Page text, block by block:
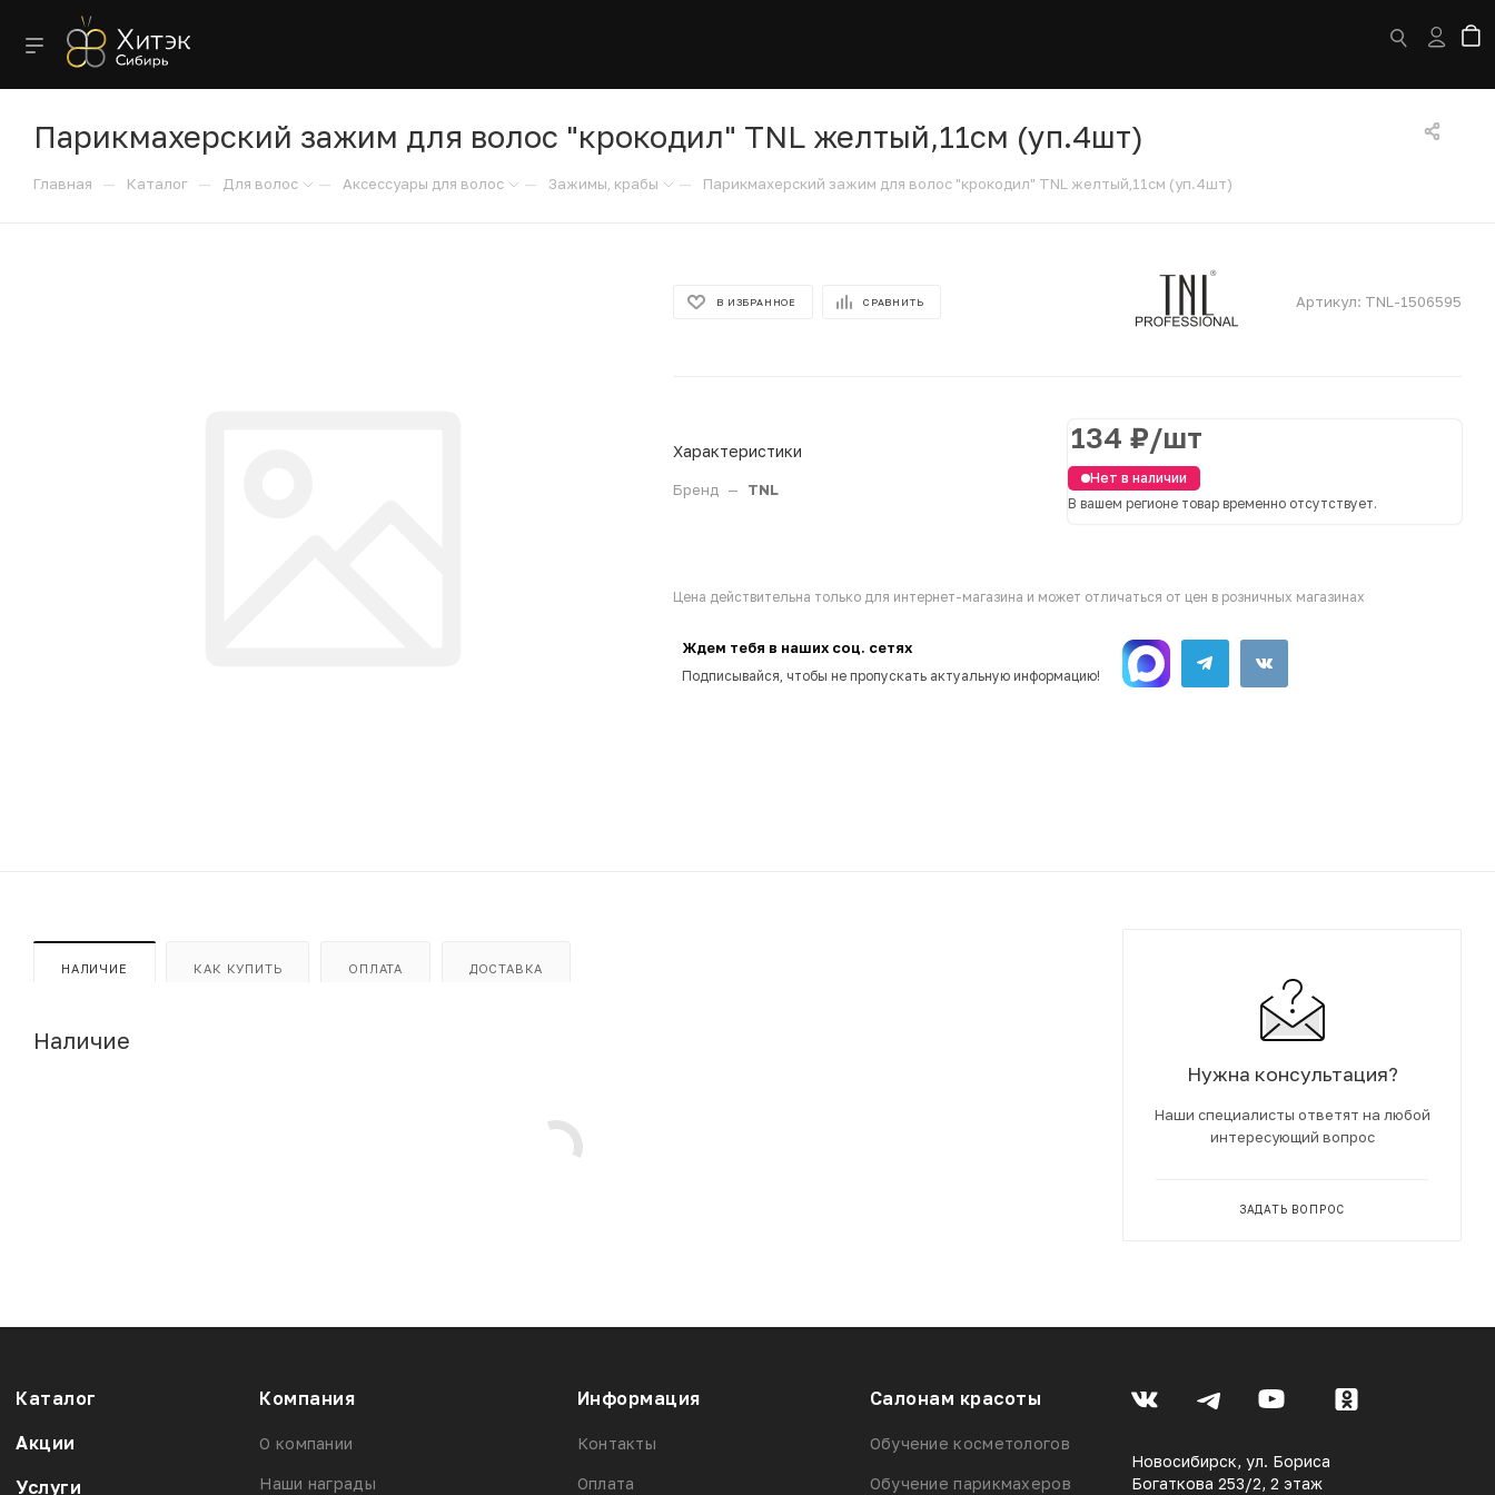
Парикмахерский зажим для волос "крокодил" TNL желтый,11см (уп.4шт)
Главная — Каталог — Для волос — Аксессуары для волос — Зажимы, крабы — Парикмахерский зажим для волос "крокодил" TNL желтый,11см (уп.4шт)
В ИЗБРАННОЕ СРАВНИТЬ Артикул: TNL-1506595
Характеристики
Бренд — TNL
134 ₽/шт
Нет в наличии
В вашем регионе товар временно отсутствует.
Цена действительна только для интернет-магазина и может отличаться от цен в розничных магазинах
Ждем тебя в наших соц. сетях
Подписывайся, чтобы не пропускать актуальную информацию!
НАЛИЧИЕ КАК КУПИТЬ ОПЛАТА ДОСТАВКА
Наличие
Нужна консультация?
Наши специалисты ответят на любой
интересующий вопрос
ЗАДАТЬ ВОПРОС
Каталог
Акции
Услуги
Компания
О компании
Наши награды
Информация
Контакты
Оплата
Салонам красоты
Обучение косметологов
Обучение парикмахеров
Новосибирск, ул. Бориса
Богаткова 253/2, 2 этаж